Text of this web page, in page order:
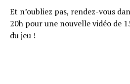
Et n’oubliez pas, rendez-vous
20h pour une nouvelle vidéo de
du jeu !